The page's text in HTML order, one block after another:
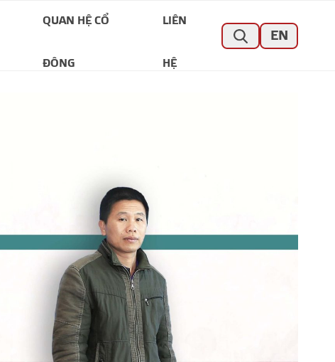
QUAN HỆ CỔ
ĐÔNG
LIÊN
HỆ
EN